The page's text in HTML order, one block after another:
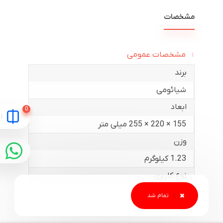
مشخصات
مشخصات عمومی
برند
شیائومی
ابعاد
155 × 220 × 255 میلی متر
وزن
1.23 کیلوگرم
نوع کاربری
قابل حمل
گارانتی